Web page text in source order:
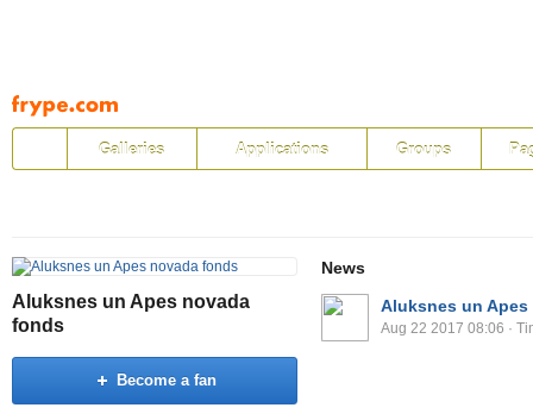
Pāriet
uz
saturu
Galleries Applications Groups
Aluksnes un Apes novada
fonds
Become a fan
News
Aluksnes un
Aug 22 2017 08:06 ·